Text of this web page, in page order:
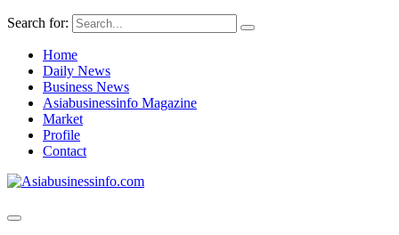
Search for:
Home
Daily News
Business News
Asiabusinessinfo Magazine
Market
Profile
Contact